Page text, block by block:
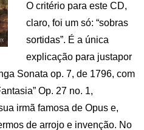
O critério para este CD,
claro, foi um só: “sobras
sortidas”. É a única
explicação para justapor
Sonata op. 7, de 1796, com
Op. 27 no. 1,
irmã famosa de Opus e,
de arrojo e invenção. No